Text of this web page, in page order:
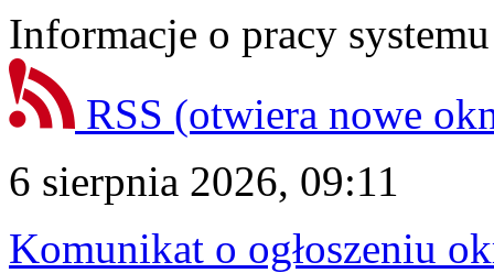
Informacje o pracy
RSS (otwiera nowe
6 sierpnia 2026, 09:11
Komunikat o ogłoszeniu